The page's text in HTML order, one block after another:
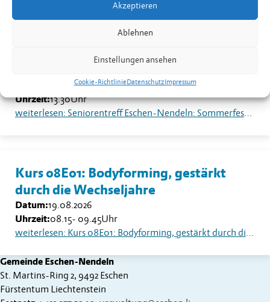
Akzeptieren
Ablehnen
Einstellungen ansehen
Cookie-RichtlinieDatenschutzImpressum
Seniorentreff Eschen-Nendeln:
Sommerfest auf dem Dorfplatz
18.08.2026
Uhrzeit:13.30Uhr
weiterlesen: Seniorentreff Eschen-Nendeln: Sommerfest auf dem Dorfplatz
Kurs 08E01: Bodyforming, gestärkt
durch die Wechseljahre
Datum:19.08.2026
Uhrzeit:08.15- 09.45Uhr
weiterlesen: Kurs 08E01: Bodyforming, gestärkt durch die Wechseljahre
Gemeinde Eschen-Nendeln
St. Martins-Ring 2, 9492 Eschen
Fürstentum Liechtenstein